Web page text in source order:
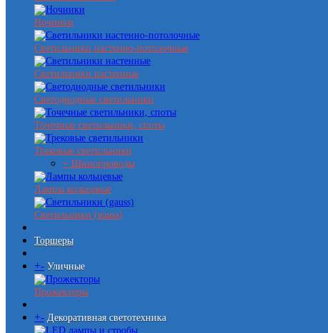
Ночники
Светильники настенно-потолочные
Светильники настенные
Светодиодные светильники
Точечные светильники, споты
Трековые светильники
+ Шинопроводы
Лампы кольцевые
Светильники (gauss)
Торшеры
+- Уличные
Прожекторы
+- Декоративная светотехника